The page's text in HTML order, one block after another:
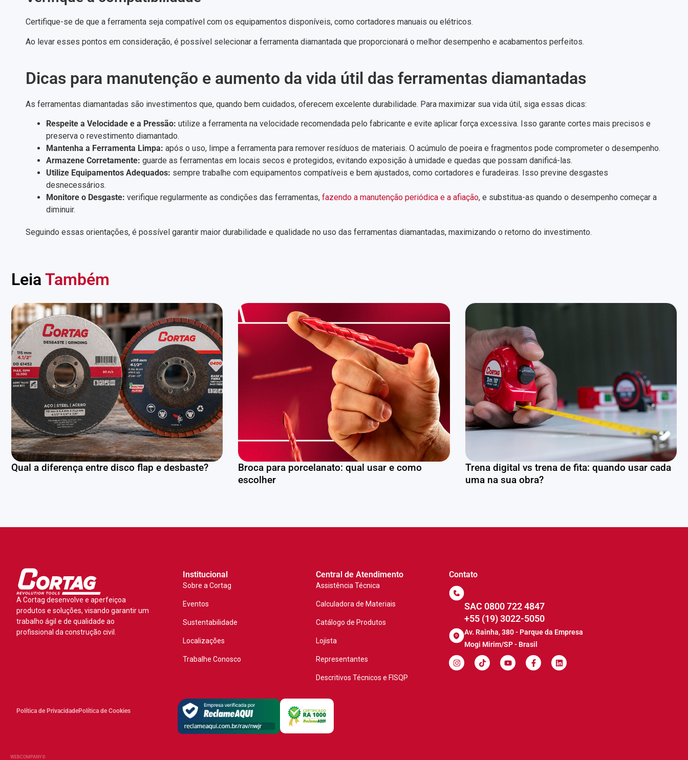
Certifique-se de que a ferramenta seja compatível com os equipamentos disponíveis, como cortadores manuais ou elétricos.
Ao levar esses pontos em consideração, é possível selecionar a ferramenta diamantada que proporcionará o melhor desempenho e acabamentos perfeitos.
Dicas para manutenção e aumento da vida útil das ferramentas diamantadas
As ferramentas diamantadas são investimentos que, quando bem cuidados, oferecem excelente durabilidade. Para maximizar sua vida útil, siga essas dicas:
Respeite a Velocidade e a Pressão: utilize a ferramenta na velocidade recomendada pelo fabricante e evite aplicar força excessiva. Isso garante cortes mais precisos e
preserva o revestimento diamantado.
Mantenha a Ferramenta Limpa: após o uso, limpe a ferramenta para remover resíduos de materiais. O acúmulo de poeira e fragmentos pode comprometer o desempenho.
Armazene Corretamente: guarde as ferramentas em locais secos e protegidos, evitando exposição à umidade e quedas que possam danificá-las.
Utilize Equipamentos Adequados: sempre trabalhe com equipamentos compatíveis e bem ajustados, como cortadores e furadeiras. Isso previne desgastes
desnecessários.
Monitore o Desgaste: verifique regularmente as condições das ferramentas, fazendo a manutenção periódica e a afiação, e substitua-as quando o desempenho começar a
diminuir.
Seguindo essas orientações, é possível garantir maior durabilidade e qualidade no uso das ferramentas diamantadas, maximizando o retorno do investimento.
Leia Também
Qual a diferença entre disco flap e desbaste?
Broca para porcelanato: qual usar e como
escolher
Trena digital vs trena de fita: quando usar cada
uma na sua obra?
A Cortag desenvolve e aperfeiçoa
produtos e soluções, visando garantir um
trabalho ágil e de qualidade ao
profissional da construção civil.
Institucional
Sobre a Cortag
Eventos
Sustentabilidade
Localizações
Trabalhe Conosco
Central de Atendimento
Assistência Técnica
Calculadora de Materiais
Catálogo de Produtos
Lojista
Representantes
Descritivos Técnicos e FISQP
Contato
SAC 0800 722 4847
+55 (19) 3022-5050
Av. Rainha, 380 - Parque da Empresa
Mogi Mirim/SP - Brasil
WEBCOMPANY®
Política de PrivacidadePolítica de Cookies